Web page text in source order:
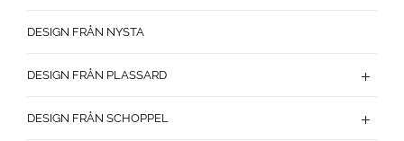
DESIGN FRÅN NYSTA
DESIGN FRÅN PLASSARD
DESIGN FRÅN SCHOPPEL